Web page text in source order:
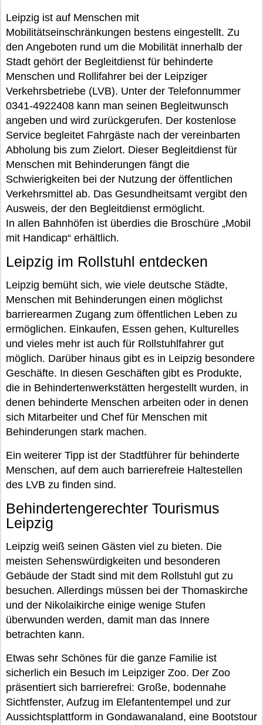
Leipzig ist auf Menschen mit
Mobilitätseinschränkungen bestens eingestellt. Zu
den Angeboten rund um die Mobilität innerhalb der
Stadt gehört der Begleitdienst für behinderte
Menschen und Rollifahrer bei der Leipziger
Verkehrsbetriebe (LVB). Unter der Telefonnummer
0341-4922408 kann man seinen Begleitwunsch
angeben und wird zurückgerufen. Der kostenlose
Service begleitet Fahrgäste nach der vereinbarten
Abholung bis zum Zielort. Dieser Begleitdienst für
Menschen mit Behinderungen fängt die
Schwierigkeiten bei der Nutzung der öffentlichen
Verkehrsmittel ab. Das Gesundheitsamt vergibt den
Ausweis, der den Begleitdienst ermöglicht.
In allen Bahnhöfen ist überdies die Broschüre „Mobil
mit Handicap“ erhältlich.
Leipzig im Rollstuhl entdecken
Leipzig bemüht sich, wie viele deutsche Städte,
Menschen mit Behinderungen einen möglichst
barrierearmen Zugang zum öffentlichen Leben zu
ermöglichen. Einkaufen, Essen gehen, Kulturelles
und vieles mehr ist auch für Rollstuhlfahrer gut
möglich. Darüber hinaus gibt es in Leipzig besondere
Geschäfte. In diesen Geschäften gibt es Produkte,
die in Behindertenwerkstätten hergestellt wurden, in
denen behinderte Menschen arbeiten oder in denen
sich Mitarbeiter und Chef für Menschen mit
Behinderungen stark machen.
Ein weiterer Tipp ist der Stadtführer für behinderte
Menschen, auf dem auch barrierefreie Haltestellen
des LVB zu finden sind.
Behindertengerechter Tourismus
Leipzig
Leipzig weiß seinen Gästen viel zu bieten. Die
meisten Sehenswürdigkeiten und besonderen
Gebäude der Stadt sind mit dem Rollstuhl gut zu
besuchen. Allerdings müssen bei der Thomaskirche
und der Nikolaikirche einige wenige Stufen
überwunden werden, damit man das Innere
betrachten kann.
Etwas sehr Schönes für die ganze Familie ist
sicherlich ein Besuch im Leipziger Zoo. Der Zoo
präsentiert sich barrierefrei: Große, bodennahe
Sichtfenster, Aufzug im Elefantentempel und zur
Aussichtsplattform in Gondawanaland, eine Bootstour